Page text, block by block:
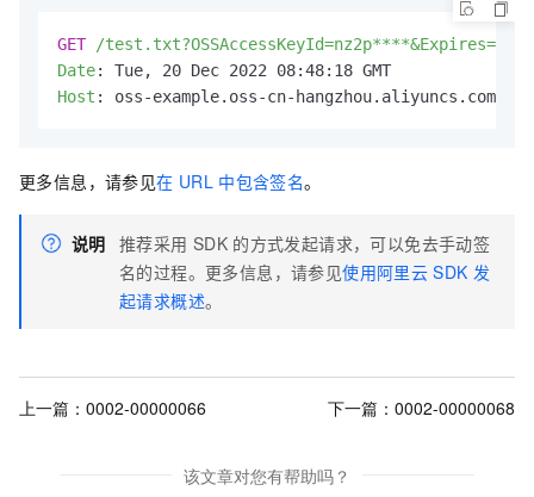
GET
/
Date:
Host : oss-example.oss-cn-hangzhou.aliyuncs.com
更多信息，请参见在 URL 中包含签名。
说明 推荐采用 SDK 的方式发起请求，可以免去手动签
名的过程。更多信息，请参见使用阿里云 SDK 发
起请求概述。
上一篇： 0002-00000066 下一篇： 0002-00000068
该文章对您有帮助吗？